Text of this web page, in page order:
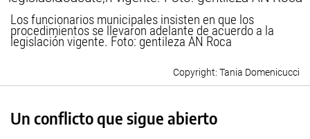
Los funcionarios municipales insisten en que los
procedimientos se llevaron adelante de acuerdo a la
legislación vigente. Foto: gentileza AN Roca
Tania Domenicucci
Un conflicto que sigue abierto